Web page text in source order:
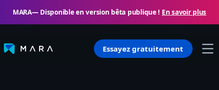
MARA— Disponible en version bêta publique ! En savoir plus
Essayez gratuitement